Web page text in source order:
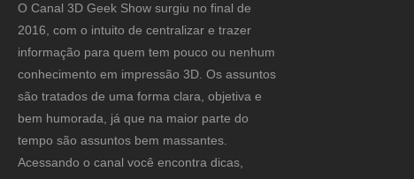
O Canal 3D Geek Show surgiu no final de
2016, com o intuito de centralizar e trazer
informação para quem tem pouco ou nenhum
conhecimento em impressão 3D. Os assuntos
são tratados de uma forma clara, objetiva e
bem humorada, já que na maior parte do
tempo são assuntos bem massantes.
Acessando o canal você encontra dicas,